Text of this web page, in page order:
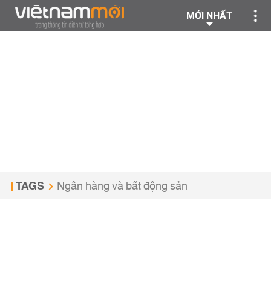
MỚI NHẤT
TAGS Ngân hàng và bất động sản